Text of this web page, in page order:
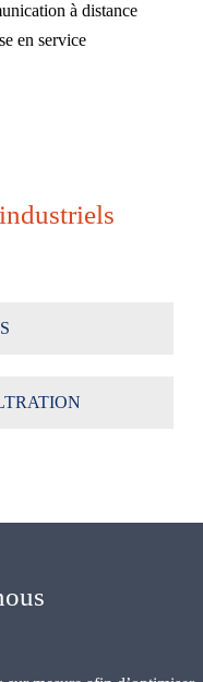
à distance
en service